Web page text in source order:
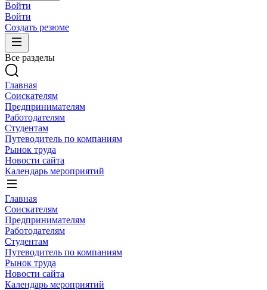
Войти
Войти
Создать резюме
Все разделы
Главная
Соискателям
Предпринимателям
Работодателям
Студентам
Путеводитель по компаниям
Рынок труда
Новости сайта
Календарь мероприятий
Главная
Соискателям
Предпринимателям
Работодателям
Студентам
Путеводитель по компаниям
Рынок труда
Новости сайта
Календарь мероприятий